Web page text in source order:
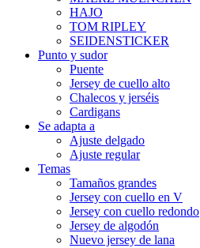
HAJO
TOM RIPLEY
SEIDENSTICKER
Punto y sudor
Puente
Jersey de cuello alto
Chalecos y jerséis
Cardigans
Se adapta a
Ajuste delgado
Ajuste regular
Temas
Tamaños grandes
Jersey con cuello en V
Jersey con cuello redondo
Jersey de algodón
Nuevo jersey de lana